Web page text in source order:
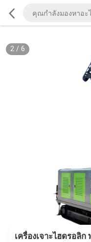
2/ 6
เครื่องเจาะไฮดรอลิ